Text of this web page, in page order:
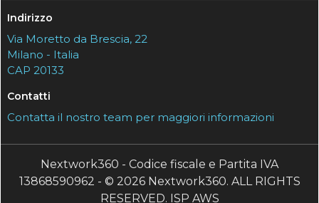
Indirizzo
Via Moretto da Brescia, 22
Milano - Italia
CAP 20133
Contatti
Contatta il nostro team per maggiori informazioni
Nextwork360 - Codice fiscale e Partita IVA
13868590962 - © 2026 Nextwork360. ALL RIGHTS
RESERVED. ISP AWS